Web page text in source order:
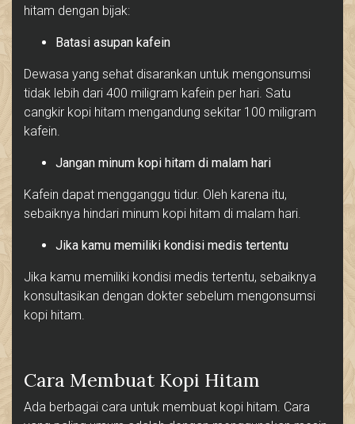
hitam dengan bijak:
Batasi asupan kafein
Dewasa yang sehat disarankan untuk mengonsumsi
tidak lebih dari 400 miligram kafein per hari. Satu
cangkir kopi hitam mengandung sekitar 100 miligram
kafein.
Jangan minum kopi hitam di malam hari
Kafein dapat mengganggu tidur. Oleh karena itu,
sebaiknya hindari minum kopi hitam di malam hari.
Jika kamu memiliki kondisi medis tertentu
Jika kamu memiliki kondisi medis tertentu, sebaiknya
konsultasikan dengan dokter sebelum mengonsumsi
kopi hitam.
Cara Membuat Kopi Hitam
Ada berbagai cara untuk membuat kopi hitam. Cara